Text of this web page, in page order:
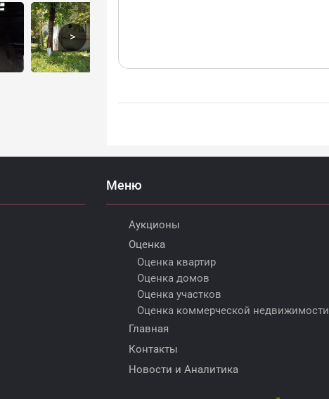
>
Меню
Аукционы
Оценка
Оценка квартир
Оценка домов
Оценка участков
Оценка коммерческой недвижимости
Главная
Контакты
Новости и Аналитика